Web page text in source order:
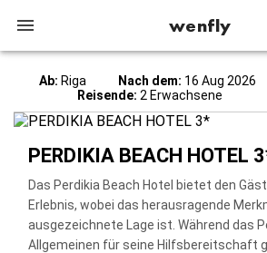
wenfly
Ab: Riga Nach dem: 16 Aug 2026
Reisende: 2 Erwachsene
PERDIKIA BEACH HOTEL
Das Perdikia Beach Hotel bietet den
Erlebnis, wobei das herausragende
ausgezeichnete Lage ist. Während das
Allgemeinen für seine Hilfsbereitschaft